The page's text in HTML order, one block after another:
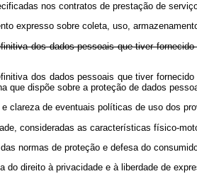
nos contratos de prestação de
expresso sobre coleta, uso,
dos dados pessoais que tiver
dos dados pessoais que tiver
que dispõe sobre a proteção de dados
clareza de eventuais políticas de uso dos
consideradas as características físico-
normas de proteção e defesa do
do direito à privacidade e à liberdade de